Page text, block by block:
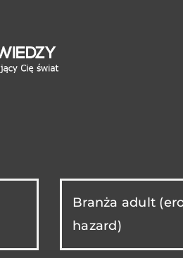
Branża adult
hazard)